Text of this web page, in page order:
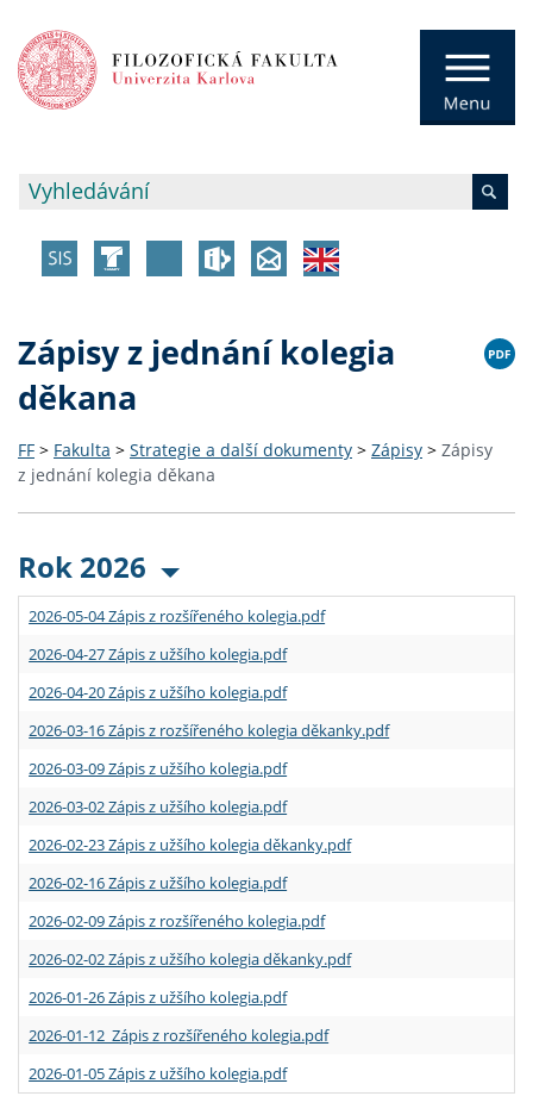
Zápisy z jednání kolegia
děkana
FF > Fakulta > Strategie a další dokumenty > Zápisy > Zápisy
z jednání kolegia děkana
Rok 2026
2026-05-04 Zápis z rozšířeného kolegia.pdf
2026-04-27 Zápis z užšího kolegia.pdf
2026-04-20 Zápis z užšího kolegia.pdf
2026-03-16 Zápis z rozšířeného kolegia děkanky.pdf
2026-03-09 Zápis z užšího kolegia.pdf
2026-03-02 Zápis z užšího kolegia.pdf
2026-02-23 Zápis z užšího kolegia děkanky.pdf
2026-02-16 Zápis z užšího kolegia.pdf
2026-02-09 Zápis z rozšířeného kolegia.pdf
2026-02-02 Zápis z užšího kolegia děkanky.pdf
2026-01-26 Zápis z užšího kolegia.pdf
2026-01-12 Zápis z rozšířeného kolegia.pdf
2026-01-05 Zápis z užšího kolegia.pdf